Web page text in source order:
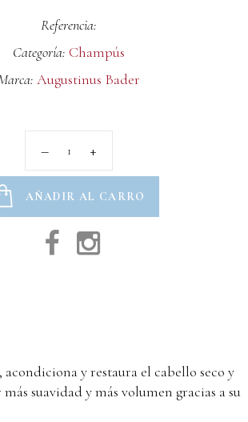
Referencia:
Categoría: Champús
Augustinus Bader
AÑADIR AL CARRO
y restaura el cabello seco y
suavidad y más volumen gracias a su